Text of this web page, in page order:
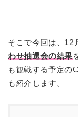
そこで今回は、12
わせ抽選会の結果
も観戦する予定の
も紹介します。